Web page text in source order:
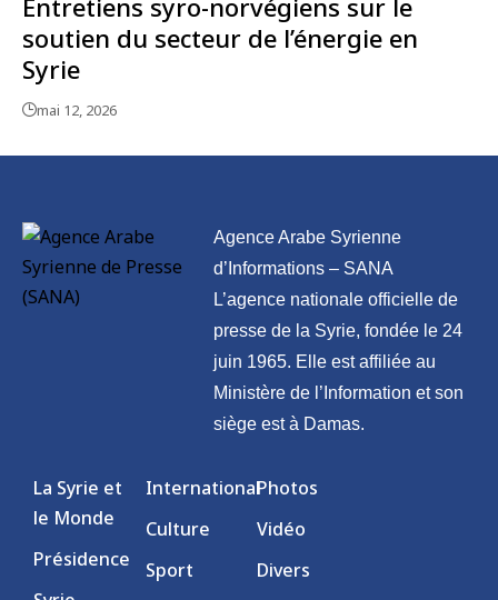
soutien du secteur de l’énergie en
Syrie
mai 12, 2026
Agence Arabe Syrienne
d’Informations – SANA
L’agence nationale officielle de
presse de la Syrie, fondée le 24
juin 1965. Elle est affiliée au
Ministère de l’Information et son
siège est à Damas.
La Syrie et
le Monde
Présidence
International
Culture
Sport
Photos
Vidéo
Divers